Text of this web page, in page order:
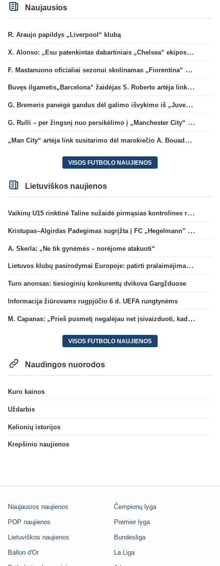
Naujausios
R. Araujo papildys „Liverpool“ klubą
X. Alonso: „Esu patenkintas dabartiniais „Chelsea“ ekipos vartininkais“
F. Mastanuono oficialiai sezonui skolinamas „Fiorentina“ ekipai
Buvęs ilgametis„Barcelona“ žaidėjas S. Roberto artėja link persikėlimo į MLS
G. Bremeris paneigė gandus dėl galimo išvykimo iš „Juventus“ klubo
G. Rulli – per žingsnį nuo persikėlimo į „Manchester City“ klubą
„Man City“ artėja link susitarimo dėl marokiečio A. Bouaddi persikėlimo
VISOS FUTBOLO NAUJIENOS
Lietuviškos naujienos
Vaikinų U15 rinktinė Taline sužaidė pirmąsias kontrolines rungtynes
Kristupas–Algirdas Padegimas sugrįžta į FC „Hegelmann” B sudėtį
A. Skerla: „Ne tik gynėmės – norėjome atakuoti“
Lietuvos klubų pasirodymai Europoje: patirti pralaimėjimai Kroatijos atstovams
Turo anonsas: tiesioginių konkurentų dvikova Gargžduose
Informacija žiūrovams rugpjūčio 6 d. UEFA rungtynėms
M. Capanas: „Prieš pusmetį negalėjau net įsivaizduoti, kad žaisime prieš „Hajduk“
VISOS FUTBOLO NAUJIENOS
Naudingos nuorodos
Kuro kainos
Uždarbis
Kelionių istorijos
Krepšinio naujienos
Naujausios naujienos
POP naujienos
Lietuviškos naujienos
Ballon d'Or
Čempionų lyga
Premier lyga
Bundesliga
La Liga